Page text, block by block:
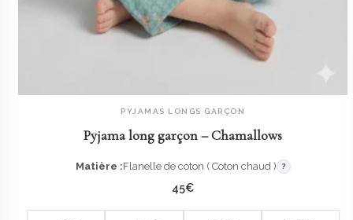
AJOUTER AU PANIER
PYJAMAS LONGS GARÇON
Pyjama long garçon – Chamallows
Matière :Flanelle de coton ( Coton chaud ) ?
45€